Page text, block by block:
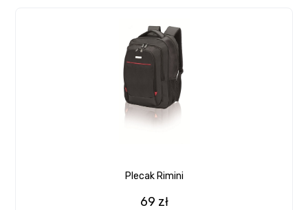
Plecak Rimini
69 zł